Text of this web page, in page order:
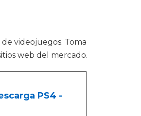
videojuegos. Toma
web del mercado.
PS4 -